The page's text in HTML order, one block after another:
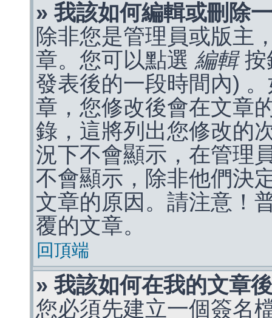
» 我該如何編輯或刪除
除非您是管理員或版主
章。您可以點選 編輯按
發表後的一段時間內)
章，您修改後會在文章
錄，這將列出您修改的
況下不會顯示，在管理
不會顯示，除非他們決
文章的原因。請注意！
覆的文章。
回頂端
» 我該如何在我的文章
您必須先建立一個簽名